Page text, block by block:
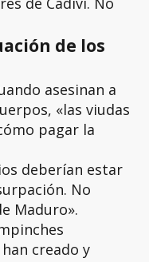
de los
asesinan a
«las viudas
pagar la
deberían estar
No
Maduro».
creado y